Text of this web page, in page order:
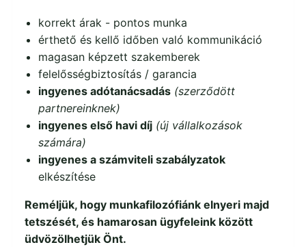
korrekt árak - pontos munka
érthető és kellő időben való kommunikáció
magasan képzett szakemberek
felelősségbiztosítás / garancia
ingyenes adótanácsadás (szerződött
partnereinknek)
ingyenes első havi díj (új vállalkozások
számára)
ingyenes a számviteli szabályzatok
elkészítése
Reméljük, hogy munkafilozófiánk elnyeri majd
tetszését, és hamarosan ügyfeleink között
üdvözölhetjük Önt.